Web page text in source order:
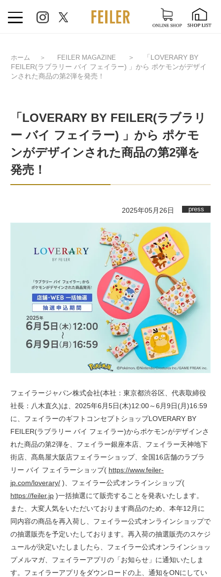
ホーム ＞ FEILER MAGAZINE ＞
「LOVERARY BY
FEILER(ラブラリー バイ フェイラー) 」から ポケモンがデザイ
ンされた商品の第2弾を発売！
「LOVERARY BY FEILER(ラブラリ
ー バイ フェイラー) 」から ポケモ
ンがデザインされた商品の第2弾を
発売！
2025年05月26日 press
フェイラージャパン株式会社(本社：東京都渋谷区、代表取締役
社長：八木直久)は、2025年6月5日(木)12:00～6月9日(月)16:59
に、フェイラーのギフトコンセプトショップLOVERARY BY
FEILER(ラブラリー バイ フェイラー)からポケモンがデザインさ
れた商品の第2弾を、フェイラー銀座本店、フェイラー天神地下
街店、髙島屋大阪店フェイラーショップ、全国16店舗のラブラ
リー バイ フェイラーショップ( https://www.feiler-
jp.com/loverary/)、フェイラー公式オンラインショップ(
https://feiler.jp)一括抽選にて販売することを発表いたします。
また、大変人気をいただいております商品のため、本年12月に
同内容の商品を再入荷し、フェイラー公式オンラインショップで
の抽選販売を予定いたしております。再入荷の抽選販売のスケジ
ュールが決定いたしましたら、フェイラー公式オンラインショッ
プメルマガ、フェイラーアプリの「お知らせ」に通知いたしま
す。フェイラーアプリをダウンロードの上、通知をONにしてい